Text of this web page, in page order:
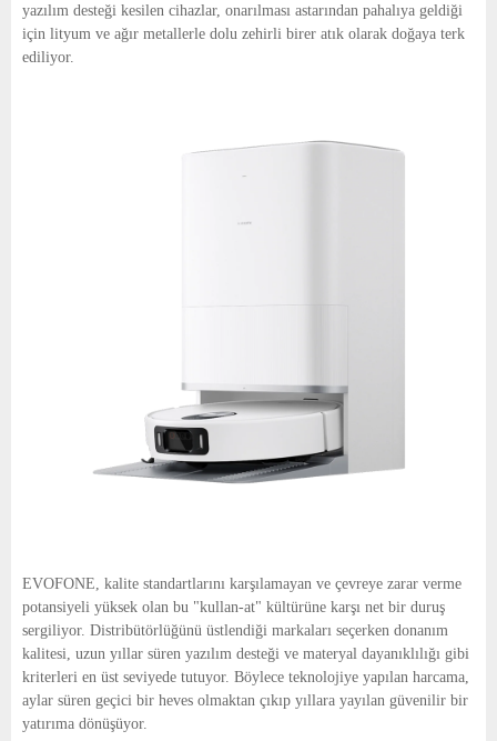
yazılım desteği kesilen cihazlar, onarılması astarından pahalıya geldiği
için lityum ve ağır metallerle dolu zehirli birer atık olarak doğaya terk
ediliyor.
EVOFONE, kalite standartlarını karşılamayan ve çevreye zarar verme
potansiyeli yüksek olan bu "kullan-at" kültürüne karşı net bir duruş
sergiliyor. Distribütörlüğünü üstlendiği markaları seçerken donanım
kalitesi, uzun yıllar süren yazılım desteği ve materyal dayanıklılığı gibi
kriterleri en üst seviyede tutuyor. Böylece teknolojiye yapılan harcama,
aylar süren geçici bir heves olmaktan çıkıp yıllara yayılan güvenilir bir
yatırıma dönüşüyor.